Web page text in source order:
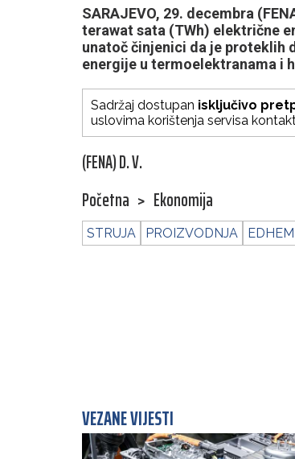
SARAJEVO, 29. decembra
terawat sata (TWh) električne
unatoč činjenici da je proteklih
energije u termoelektranama i
Sadržaj dostupan isključivo
uslovima korištenja servisa
(FENA) D. V.
Početna > Ekonomija
STRUJA PROIZVODNJA
VEZANE VIJESTI